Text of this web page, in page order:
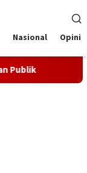
Nasional Opini
Revitalisasi